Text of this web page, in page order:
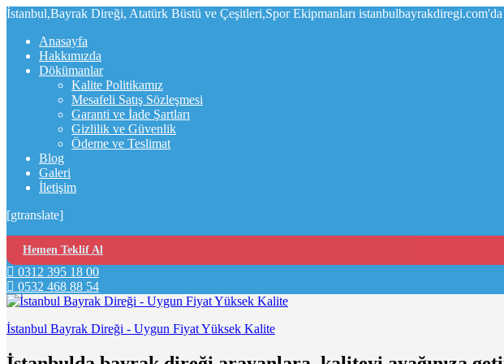
İstanbul,Bayrak Direği, Atatürk Büstü ve Çeşitleri,Spor Ekipmanları
Anasayfa
Hakkımızda
Dökümanlar
Kalite Politikamız
Mesafeli Satış Sözleşmesi
Garanti ve İade Şartları
Gizlilik ve Güvenlik
Ödeme ve Teslimat
Blog
Galeri
İletişim
[gtranslate]
Hemen Teklif Al
0312 395 18 00
0532 468 88 54
İstanbul Bayrak Direği - Uygun Fiyat Yüksek Kalite